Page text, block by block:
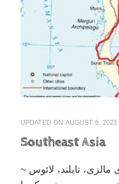
UPDATED ON AUGUST 6, 2023
Southeast Asia
تایلند، لائوس ~